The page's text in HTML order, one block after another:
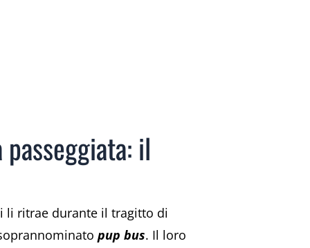
il
li ritrae durante il tragitto di
pup bus. Il loro